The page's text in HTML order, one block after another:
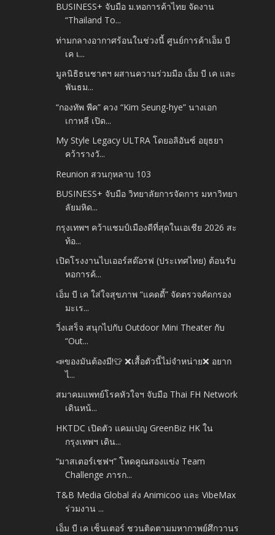
BUSINESS+ จับมือ ม.หอการค้าไทย จัดงาน
“Thailand To...
ท่ามกลางอากาศร้อนในช่วงนี้ ศูนย์การค้าเอ็ม บี
เค เ...
มูลนิธิธนชาตฯ ผสานความร่วมมือ เอ็ม บี เค และ
พันธม...
“กองทัพ พีค” ควง “Kim Seung-hye” นางเอก
เกาหลี เปิด...
My Style Legacy ULTRA โดยอลิอันซ์ อยุธยา
คว้ารางวั...
Reunion สวนกุหลาบ 103
BUSINESS+ จับมือ วิทยาลัยการจัดการ มหาวิทยา
ลัยมหิด...
กรุงเทพฯ คว้าแชมป์เมืองดีที่สุดในเอเชีย 2026 สะ
ท้อ...
เปิดโรงงานไบเออร์สด๊อรฟ (ประเทศไทย) ต้อนรับ
หอการค้...
เอ็ม บี เค ใส่ใจสุขภาพ “แคดดี้” จัดตรวจคัดกรอง
มะเร...
วิ่งเสร็จ สนุกไปกับ Outdoor Mini Theater กับ
“Out...
📣ของมันต้องมี!👕 ❌เสื้อตัวนี้ไม่จำหน่าย❌ อยาก
ไ...
สมาคมแพทย์โรคหัวใจฯ จับมือ Thai FH Network
เดินหน้...
HKTDC เปิดตัว แคมเปญ GreenBiz HK ใน
กรุงเทพฯ เดิน...
“มาสเตอร์เชฟฯ” โหดคูณสองแข่ง Team
Challenge ภารก...
T&B Media Global ส่ง Animicoo และ VibeMax
ร่วมงาน ...
เอ็ม บี เค เซ็นเตอร์ ชวนติดตามมหากาพย์ศึกวานร